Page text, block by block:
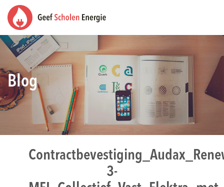
Blog
3-